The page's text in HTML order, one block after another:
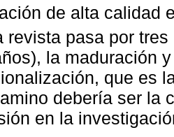
de alta calidad
revista pasa por
la maduración
que es
debería ser la
en la